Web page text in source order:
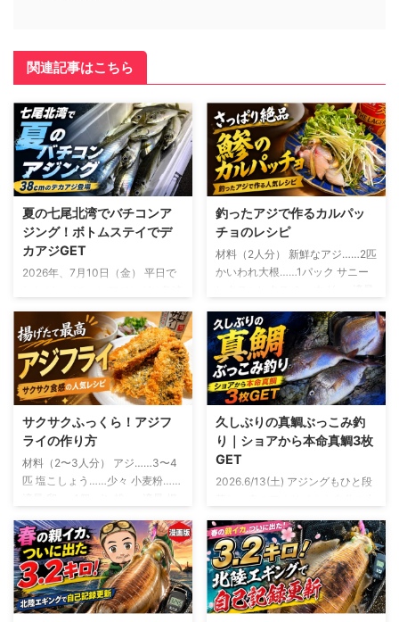
関連記事はこちら
夏の七尾北湾でバチコンア
ジング！ボトムステイでデ
カアジGET
2026年、7月10日（金） 平日で
参戦 友人から誘いがあったの
は、釣行の2日ほど前 「平日やけ
ど、バチコン行くけ～」 断る理
由は微塵もありません。 バチコ
ンアジングとは？ バチコンアジ
ングとは、バーチカルコンタクト
アジングの略 決して、 「アジが
バチバチ、コンコンと当たる釣
り」 という意味ではないです 船
から仕掛けを縦方向に落とし、深
い場所にいるアジを狙う釣り 初
夏になって水温が上昇すると、シ
ョアから良型のアジを狙うのが難
しくなってきます この時期に岸
から釣れやすいのは、豆 ...
釣ったアジで作るカルパッ
チョのレシピ
材料（2人分） 新鮮なアジ……2匹
かいわれ大根……1パック サニー
ン汁……大さじ1 しょうゆ……小さ
じ1 塩……少々 粗びき黒こしょ
う……少々 おろしにんにく……少
量 釣ったアジを使う場合は、鮮
度を保ったまま持ち帰り生食でき
る状態のものを使います アジの
下ごしらえと盛り付け アジは三
枚におろし、腹骨と血合い骨を取
り除きます 皮を引いたら、食べ
やすい薄さのそぎ切りにします
サニーレタスを切るもしくは手で
ちぎり、水にさらしたあと、しっ
かり水 ...
サクサクふっくら！アジフ
ライの作り方
材料（2〜3人分） アジ……3〜4
匹 塩こしょう……少々 小麦粉……
ソースまたはタルタルソース……
お好みで アジは三枚おろしにし
て、腹骨と小骨を取り除きます
開いた状態で揚げたい場合は、背
開きや腹開きでも大丈夫 アジフ
久しぶりの真鯛ぶっこみ釣
り｜ショアから本命真鯛3枚
GET
2026.6/13(土) アジングもひと段
では「もう十分かな？」というタ
イミング 例年なら、この時期か
らはちょい投げでキスを狙った
り、友人の船に乗せてもらって年
に1、2回ほどバチコンを楽しんだ
りするフェーズ そんな中で、ふ